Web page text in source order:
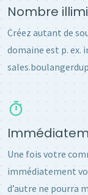
Nombre
Créez autant de
domaine est p. ex.
Une fois votre
immédiatement
d’autre ne pourra